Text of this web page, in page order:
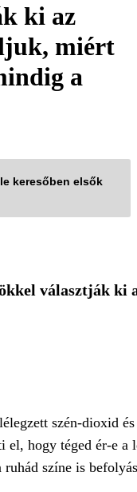
ki az
miért
a
keresőben elsők
választják ki
szén-dioxid
hogy téged ér-e a
színe is